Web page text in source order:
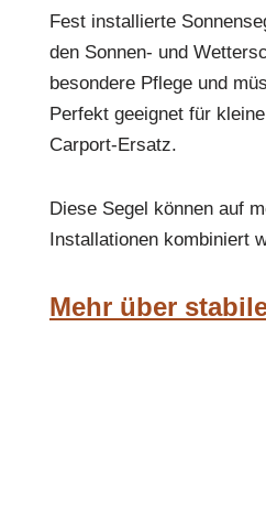
Fest installierte
den Sonnen- und
besondere Pflege und
Perfekt geeignet für
Carport-Ersatz.
Diese Segel können auf
Installationen kombiniert
Mehr über